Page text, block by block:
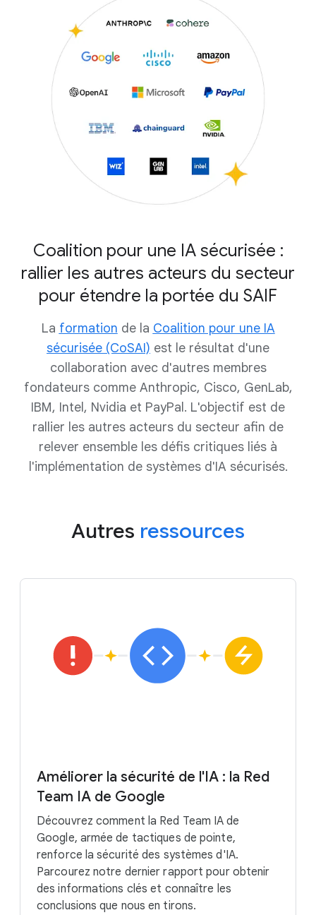
Coalition pour une IA sécurisée :
rallier les autres acteurs du secteur
pour étendre la portée du SAIF
La formation de la Coalition pour une IA
sécurisée (CoSAI) est le résultat d'une
collaboration avec d'autres membres
fondateurs comme Anthropic, Cisco, GenLab,
IBM, Intel, Nvidia et PayPal. L'objectif est de
rallier les autres acteurs du secteur afin de
relever ensemble les défis critiques liés à
l'implémentation de systèmes d'IA sécurisés.
Autres ressources
Améliorer la sécurité de l'IA : la Red
Team IA de Google
Découvrez comment la Red Team IA de
Google, armée de tactiques de pointe,
renforce la sécurité des systèmes d'IA.
Parcourez notre dernier rapport pour obtenir
des informations clés et connaître les
conclusions que nous en tirons.